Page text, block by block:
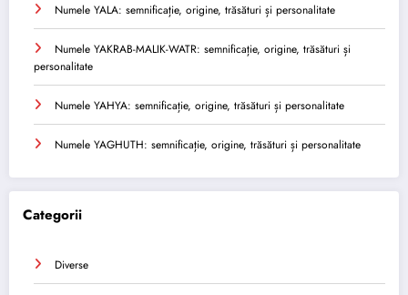
Numele YALA: semnificație, origine, trăsături și personalitate
Numele YAKRAB-MALIK-WATR: semnificație, origine, trăsături și
personalitate
Numele YAHYA: semnificație, origine, trăsături și personalitate
Numele YAGHUTH: semnificație, origine, trăsături și personalitate
Categorii
Diverse